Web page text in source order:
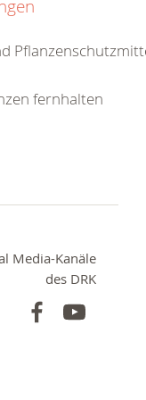
fernhalten
Media-Kanäle
des DRK